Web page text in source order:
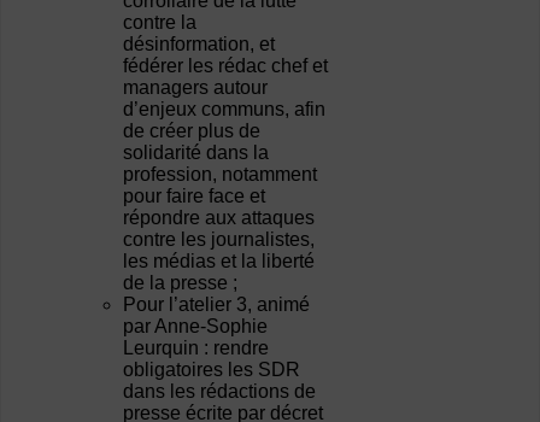
contre la
désinformation, et
fédérer les rédac chef et
managers autour
d’enjeux communs, afin
de créer plus de
solidarité dans la
profession, notamment
pour faire face et
répondre aux attaques
contre les journalistes,
les médias et la liberté
de la presse ;
Pour l’atelier 3, animé
par Anne-Sophie
Leurquin : rendre
obligatoires les SDR
dans les rédactions de
presse écrite par décret